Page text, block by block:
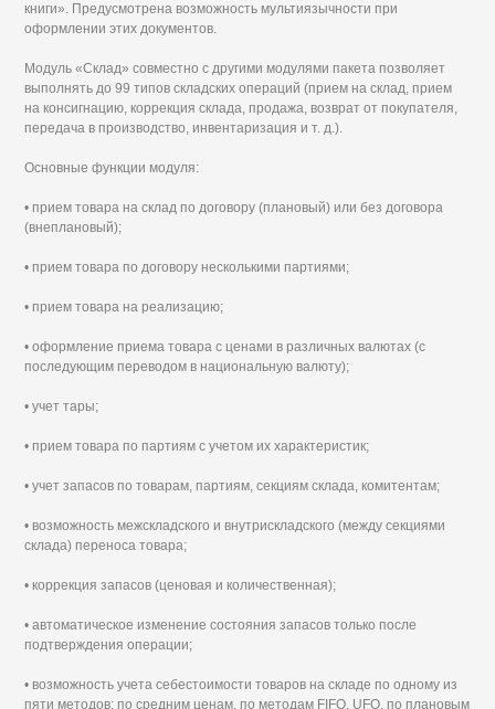
книги». Предусмотрена возможность мультиязычности при
оформлении этих документов.
Модуль «Склад» совместно с другими модулями пакета позволяет
выполнять до 99 типов складских операций (прием на склад, прием
на консигнацию, коррекция склада, продажа, возврат от покупателя,
передача в производство, инвентаризация и т. д.).
Основные функции модуля:
• прием товара на склад по договору (плановый) или без договора
(внеплановый);
• прием товара по договору несколькими партиями;
• прием товара на реализацию;
• оформление приема товара с ценами в различных валютах (с
последующим переводом в национальную валюту);
• учет тары;
• прием товара по партиям с учетом их характеристик;
• учет запасов по товарам, партиям, секциям склада, комитентам;
• возможность межскладского и внутрискладского (между секциями
склада) переноса товара;
• коррекция запасов (ценовая и количественная);
• автоматическое изменение состояния запасов только после
подтверждения операции;
• возможность учета себестоимости товаров на складе по одному из
пяти методов: по средним ценам, по методам FIFO, UFO, по плановым